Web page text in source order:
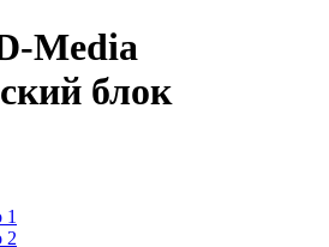
Media
блок